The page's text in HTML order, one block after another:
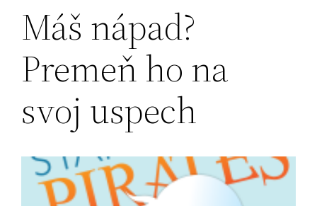
Máš nápad?
Premeň ho na
svoj uspech